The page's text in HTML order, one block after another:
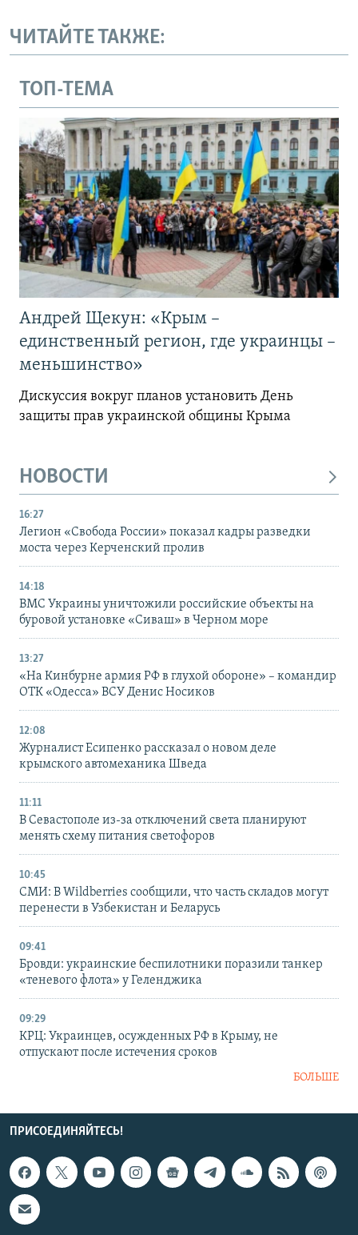
ЧИТАЙТЕ ТАКЖЕ:
ТОП-ТЕМА
Андрей Щекун: «Крым –
единственный регион, где украинцы –
меньшинство»
Дискуссия вокруг планов установить День
защиты прав украинской общины Крыма
НОВОСТИ
16:27
Легион «Свобода России» показал кадры разведки
моста через Керченский пролив
14:18
ВМС Украины уничтожили российские объекты на
буровой установке «Сиваш» в Черном море
13:27
«На Кинбурне армия РФ в глухой обороне» – командир
ОТК «Одесса» ВСУ Денис Носиков
12:08
Журналист Есипенко рассказал о новом деле
крымского автомеханика Шведа
11:11
В Севастополе из-за отключений света планируют
менять схему питания светофоров
10:45
СМИ: В Wildberries сообщили, что часть складов могут
перенести в Узбекистан и Беларусь
09:41
Бровди: украинские беспилотники поразили танкер
«теневого флота» у Геленджика
09:29
КРЦ: Украинцев, осужденных РФ в Крыму, не
отпускают после истечения сроков
БОЛЬШЕ
ПРИСОЕДИНЯЙТЕСЬ!